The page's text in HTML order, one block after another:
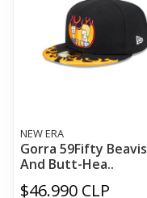
NEW ERA
Gorra 59Fifty Beavis
And Butt-Hea..
$46.990 CLP